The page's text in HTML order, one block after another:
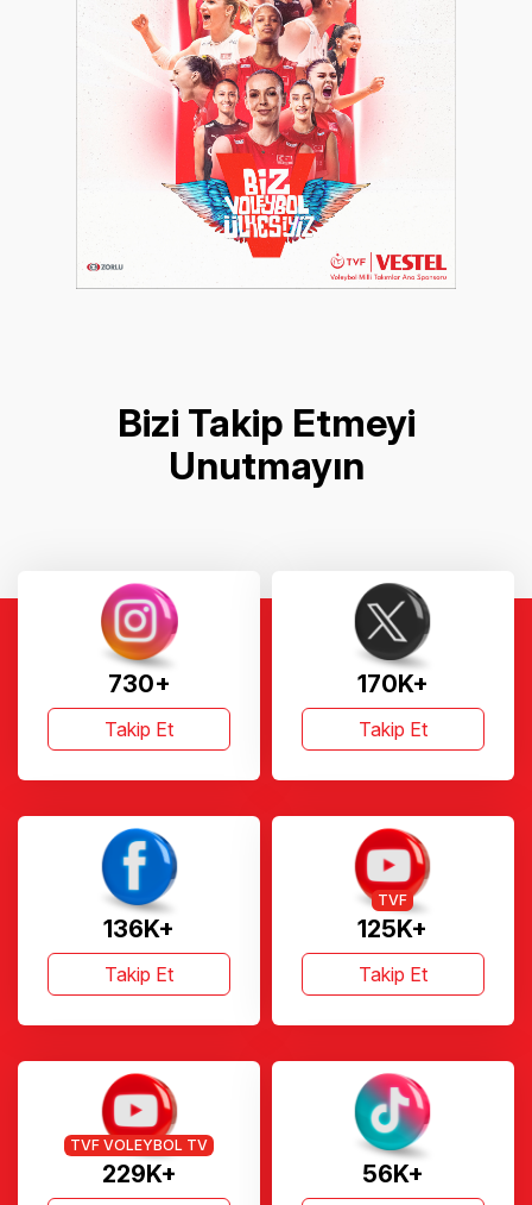
Bizi Takip Etmeyi
Unutmayın
730+
Takip Et
170K+
Takip Et
136K+
Takip Et
125K+
TVF
Takip Et
229K+
TVF VOLEYBOL TV
56K+